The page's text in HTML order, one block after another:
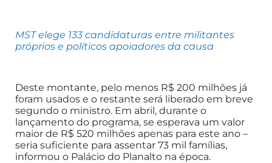
MST elege 133 candidaturas entre militantes
próprios e políticos apoiadores da causa
Deste montante, pelo menos R$ 200 milhões já
foram usados e o restante será liberado em breve
segundo o ministro. Em abril, durante o
lançamento do programa, se esperava um valor
maior de R$ 520 milhões apenas para este ano –
seria suficiente para assentar 73 mil famílias,
informou o Palácio do Planalto na época.